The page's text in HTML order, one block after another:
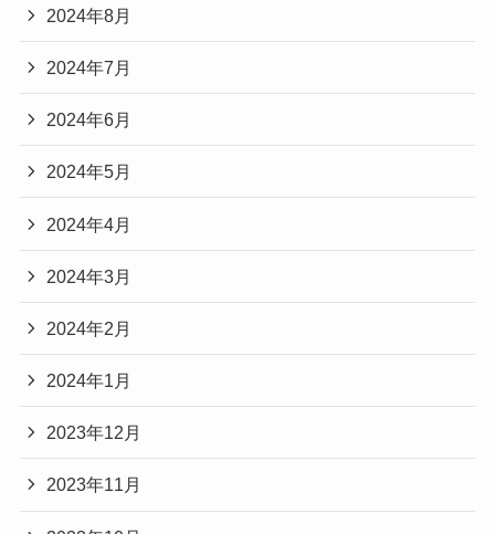
2024年8月
2024年7月
2024年6月
2024年5月
2024年4月
2024年3月
2024年2月
2024年1月
2023年12月
2023年11月